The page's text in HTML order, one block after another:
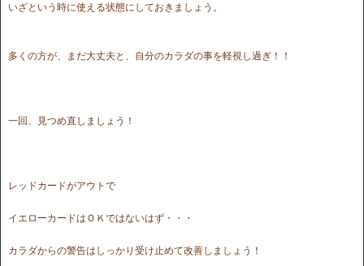
いざという時に使える状態にしておきましょう。
多くの方が、まだ大丈夫と、自分のカラダの事を軽視し過ぎ！！
一回、見つめ直しましょう！
レッドカードがアウトで
イエローカードはＯＫではないはず・・・
カラダからの警告はしっかり受け止めて改善しましょう！